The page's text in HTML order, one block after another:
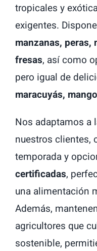
tropicales y
exigentes.
manzanas, peras,
fresas, así como
pero igual de
maracuyás,
Nos adaptamos a
nuestros clientes,
temporada y
certificadas,
una alimentación
Además,
agricultores que
sostenible,